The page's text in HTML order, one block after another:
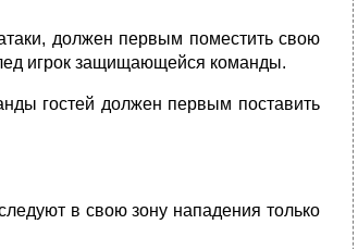
должен первым поместить свою
игрок защищающейся команды.
гостей должен первым поставить
в свою зону нападения только